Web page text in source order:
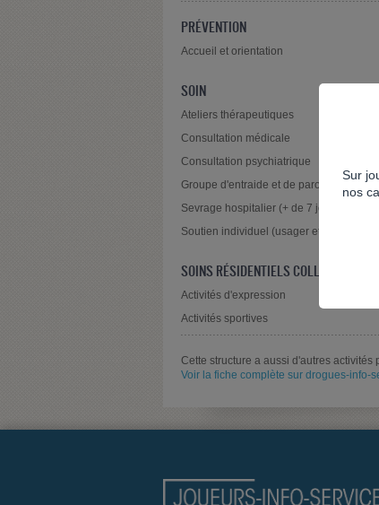
PRÉVENTION
Accueil et orientation
SOIN
Ateliers thérapeutiques
Consultation médicale
Consultation psychiatrique
Groupe d'entraide et de parole
Sevrage hospitalier (+ de 7 jours)
Soutien individuel (usager et/ou
SOINS RÉSIDENTIELS COLLECTIFS -
Activités d'expression
Activités sportives
Cette structure a aussi d'autres activités
Voir la fiche complète sur drogues-info-
Sur
nos